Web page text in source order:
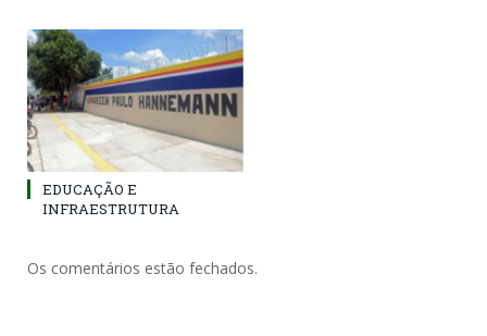
EDUCAÇÃO E
INFRAESTRUTURA
Os comentários estão fechados.